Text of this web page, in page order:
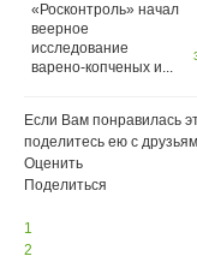
«Росконтроль» начал
веерное
исследование
варено-копченых и...
Если Вам понравилась
поделитесь ею с
Оценить
Поделиться
1
2